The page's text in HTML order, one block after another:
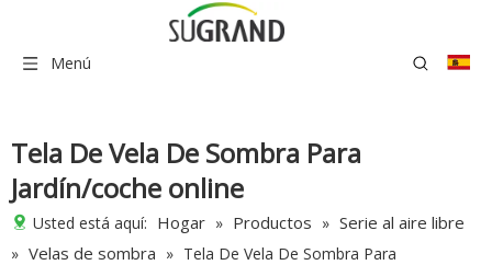
Menú
Tela De Vela De Sombra Para
Jardín/coche online
Usted está aquí: Hogar » Productos » Serie al aire libre
» Velas de sombra » Tela De Vela De Sombra Para